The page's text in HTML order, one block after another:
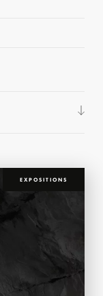
EXPOSITIONS